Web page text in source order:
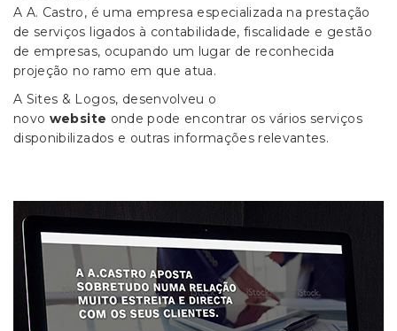
A A. Castro, é uma empresa especializada na prestação
de serviços ligados à contabilidade, fiscalidade e gestão
de empresas, ocupando um lugar de reconhecida
projeção no ramo em que atua.
A Sites & Logos, desenvolveu o
novo website onde pode encontrar os vários serviços
disponibilizados e outras informações relevantes.